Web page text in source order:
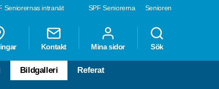
SPF Seniorerna Senioren
Seniorernas intranät
Kontakt Mina sidor Sök
Bildgalleri Referat